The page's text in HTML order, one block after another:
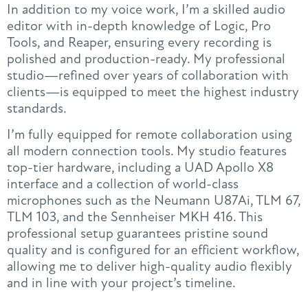
In addition to my voice work, I’m a skilled audio
editor with in-depth knowledge of Logic, Pro
Tools, and Reaper, ensuring every recording is
polished and production-ready. My professional
studio—refined over years of collaboration with
clients—is equipped to meet the highest industry
standards.
I’m fully equipped for remote collaboration using
all modern connection tools. My studio features
top-tier hardware, including a UAD Apollo X8
interface and a collection of world-class
microphones such as the Neumann U87Ai, TLM 67,
TLM 103, and the Sennheiser MKH 416. This
professional setup guarantees pristine sound
quality and is configured for an efficient workflow,
allowing me to deliver high-quality audio flexibly
and in line with your project’s timeline.